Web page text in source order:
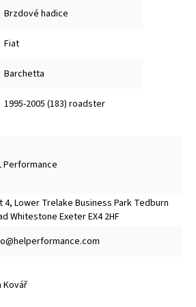
Brzdové hadice
Fiat
Barchetta
1995-2005 (183) roadster
Performance
4, Lower Trelake Business Park Tedburn
Whitestone Exeter EX4 2HF
Kovář